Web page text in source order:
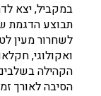
במקביל, יצא
תבוצע הדגמת
לשחרור מעין
ואקולוגי,
הקהילה
הסיבה לאורך